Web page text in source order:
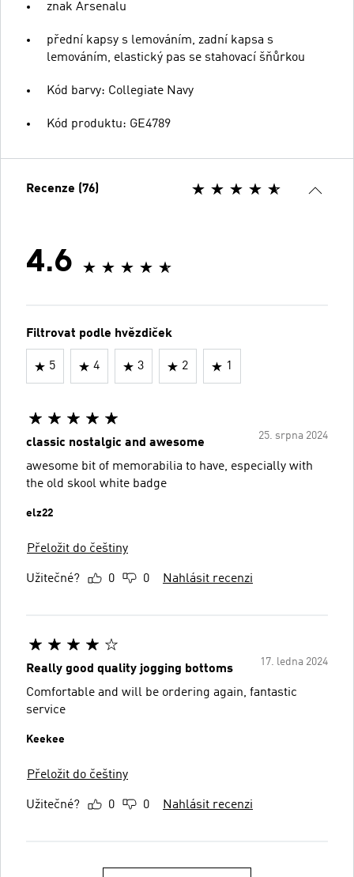
znak Arsenalu
přední kapsy s lemováním, zadní kapsa s
lemováním, elastický pas se stahovací šňůrkou
Kód barvy: Collegiate Navy
Kód produktu: GE4789
Recenze (76)
4.6
Filtrovat podle hvězdiček
5 4 3 2 1
25. srpna 2024
classic nostalgic and awesome
awesome bit of memorabilia to have, especially with
the old skool white badge
elz22
Přeložit do češtiny
Užitečné? 0 0 Nahlásit recenzi
17. ledna 2024
Really good quality jogging bottoms
Comfortable and will be ordering again, fantastic
service
Keekee
Přeložit do češtiny
Užitečné? 0 0 Nahlásit recenzi